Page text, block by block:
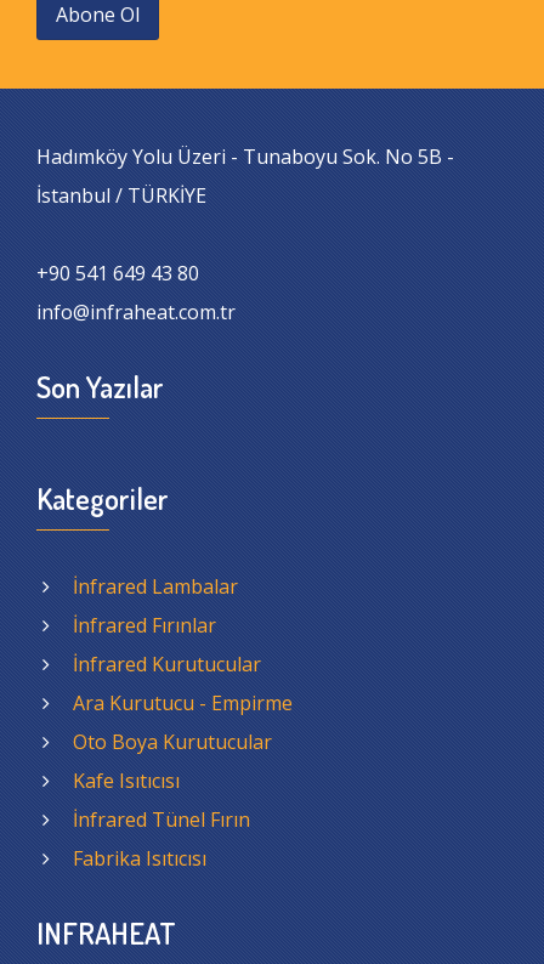
Abone Ol
Hadımköy Yolu Üzeri - Tunaboyu Sok. No 5B -
İstanbul / TÜRKİYE
+90 541 649 43 80
info@infraheat.com.tr
Son Yazılar
Kategoriler
İnfrared Lambalar
İnfrared Fırınlar
İnfrared Kurutucular
Ara Kurutucu - Empirme
Oto Boya Kurutucular
Kafe Isıtıcısı
İnfrared Tünel Fırın
Fabrika Isıtıcısı
INFRAHEAT